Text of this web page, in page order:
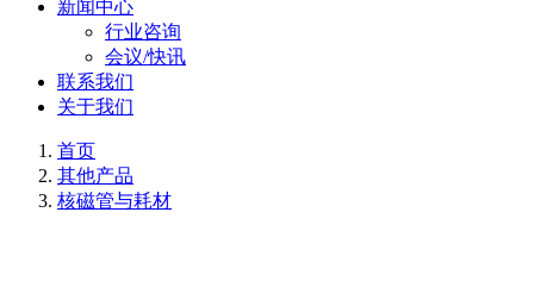
新闻中心
行业咨询
会议/快讯
联系我们
关于我们
首页
其他产品
核磁管与耗材